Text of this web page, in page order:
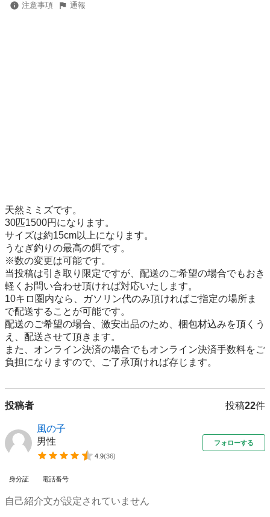
注意事項 通報
天然ミミズです。
30匹1500円になります。
サイズは約15cm以上になります。
うなぎ釣りの最高の餌です。
※数の変更は可能です。
当投稿は引き取り限定ですが、配送のご希望の場合でもおき
軽くお問い合わせ頂ければ対応いたします。
10キロ圏内なら、ガソリン代のみ頂ければご指定の場所ま
で配送することが可能です。
配送のご希望の場合、激安出品のため、梱包材込みを頂くう
え、配送させて頂きます。
また、オンライン決済の場合でもオンライン決済手数料をご
負担になりますので、ご了承頂ければ存じます。
投稿者 投稿22件
風の子
男性
4.9(36)
フォローする
身分証 電話番号
自己紹介文が設定されていません